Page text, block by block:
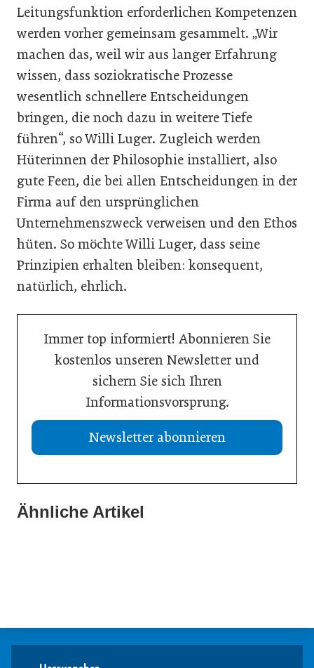
Leitungsfunktion erforderlichen Kompetenzen
werden vorher gemeinsam gesammelt. „Wir
machen das, weil wir aus langer Erfahrung
wissen, dass soziokratische Prozesse
wesentlich schnellere Entscheidungen
bringen, die noch dazu in weitere Tiefe
führen“, so Willi Luger. Zugleich werden
Hüterinnen der Philosophie installiert, also
gute Feen, die bei allen Entscheidungen in der
Firma auf den ursprünglichen
Unternehmenszweck verweisen und den Ethos
hüten. So möchte Willi Luger, dass seine
Prinzipien erhalten bleiben: konsequent,
natürlich, ehrlich.
Immer top informiert! Abonnieren Sie
kostenlos unseren Newsletter und
sichern Sie sich Ihren
Informationsvorsprung.
Newsletter abonnieren
Ähnliche Artikel
08. Juni 2026